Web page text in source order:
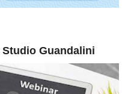
Guandalini